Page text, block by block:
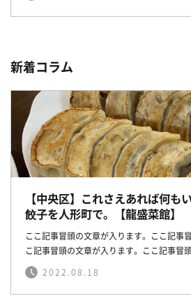
新着コラム
【中央区】これさえあれば何も
餃子を人形町で。【龍盛菜館】
ここ記事冒頭の文章が入ります。ここ記事
こ記事冒頭の文章が入ります。ここ記事冒
2022.08.18